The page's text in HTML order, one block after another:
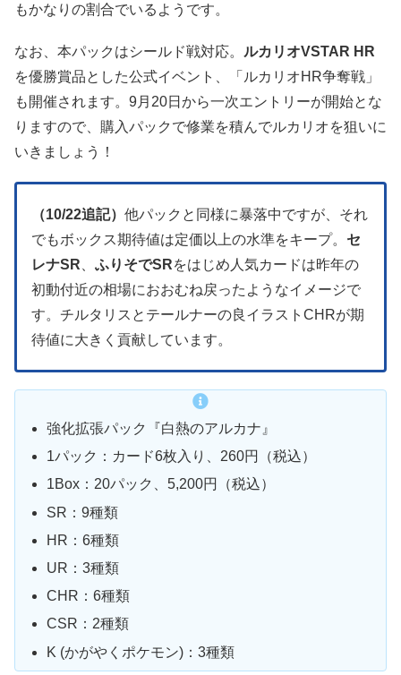
もかなりの割合でいるようです。
なお、本パックはシールド戦対応。 ルカリオVSTAR HR
を優勝賞品とした公式イベント、「ルカリオHR争奪戦」
も開催されます。9月20日から一次エントリーが開始とな
りますので、購入パックで修業を積んでルカリオを狙いに
いきましょう！
（10/22追記） 他パックと同様に暴落中ですが、それ
でもボックス期待値は定価以上の水準をキープ。 セ
レナSR
ふりそでSRをはじめ人気カードは昨年の
初動付近の相場におおむね戻ったようなイメージで
す。チルタリスとテールナーの良イラストCHRが期
待値に大きく貢献しています。
強化拡張パック『白熱のアルカナ』
1パック：カード6枚入り、260円（税込）
1Box：20パック、5,200円（税込）
SR：9種類
HR：6種類
UR：3種類
CHR：6種類
CSR：2種類
K (かがやくポケモン)：3種類